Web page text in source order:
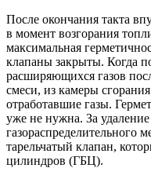
После окончания такта
в момент возгорания
максимальная
клапаны закрыты. Когда
расширяющихся газов
смеси, из камеры
отработавшие газы.
уже не нужна. За
газораспределительного
тарельчатый клапан,
цилиндров (ГБЦ).